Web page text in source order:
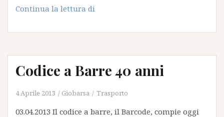
Continua la lettura di
corriere
la
realtà
aumentata
Codice a Barre 40 anni
4 Aprile 2013 Giobarsa Trasporto
03.04.2013 Il codice a barre, il Barcode, compie oggi